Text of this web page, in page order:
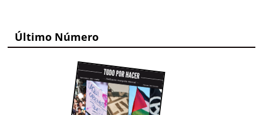
Último Número